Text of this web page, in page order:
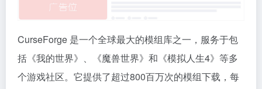
CurseForge 是一个全球最大的模组库之一，服务于包
括《我的世界》、《魔兽世界》和《模拟人生4》等多
个游戏社区。它提供了超过800百万次的模组下载，每